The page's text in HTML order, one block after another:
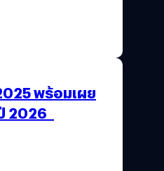
พร้อมเผย
2026